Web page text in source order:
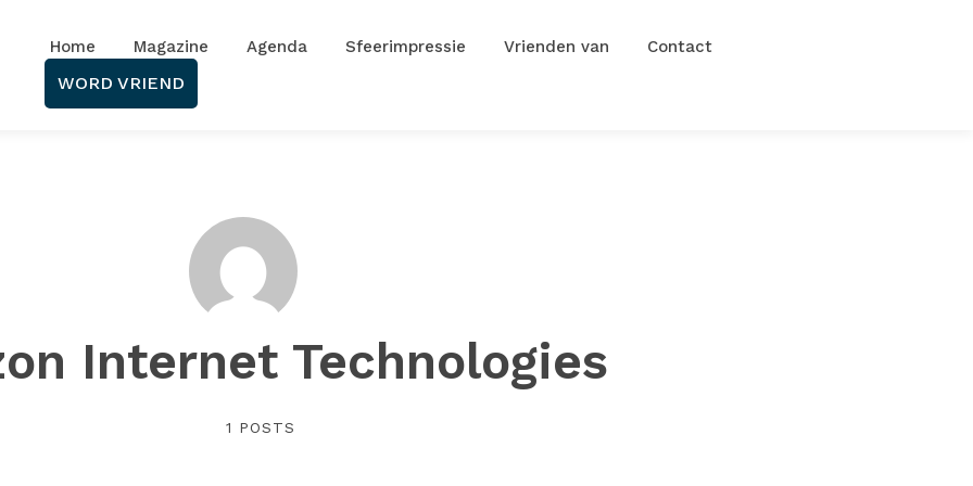
Home Magazine Agenda Sfeerimpressie Vrienden van Contact
WORD VRIEND
Internet Technologies
1 POSTS